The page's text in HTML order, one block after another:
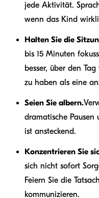
jede Aktivität.
wenn das Kind
Halten Sie die
bis 15 Minuten
besser, über den
zu haben als eine
Seien Sie albern.
dramatische
ist ansteckend.
Konzentrieren Sie
sich nicht sofort
Feiern Sie die
kommunizieren.